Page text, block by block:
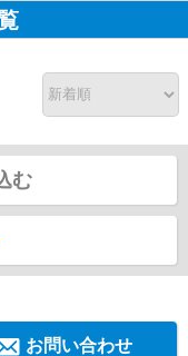
む
お問い合わせ